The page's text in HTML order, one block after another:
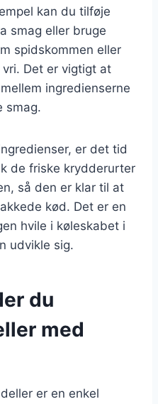
kan du tilføje
smag eller bruge
spidskommen eller
Det er vigtigt at
ingredienserne
smag.
er det tid
de friske krydderurter
så den er klar til at
kød. Det er en
hvile i køleskabet i
udvikle sig.
du
med
er en enkel